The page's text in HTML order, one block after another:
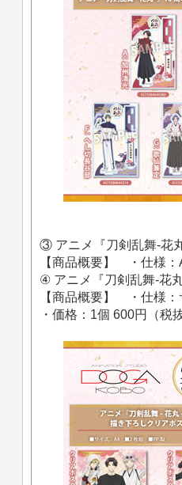
③ アニメ『刀剣乱舞-花
【商品概要】 ・仕様
④ アニメ『刀剣乱舞-花
【商品概要】 ・仕様：
・価格：1個 600円（税